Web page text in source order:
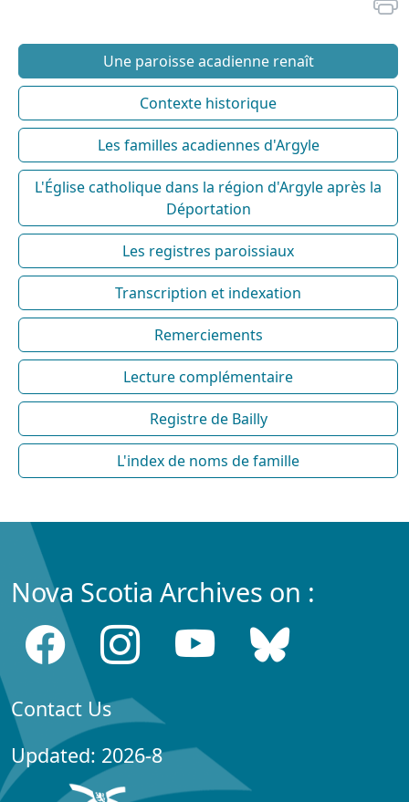
Une paroisse acadienne renaît
Contexte historique
Les familles acadiennes d'Argyle
L'Église catholique dans la région d'Argyle après la
Déportation
Les registres paroissiaux
Transcription et indexation
Remerciements
Lecture complémentaire
Registre de Bailly
L'index de noms de famille
Nova Scotia Archives on :
Contact Us
Updated: 2026-8